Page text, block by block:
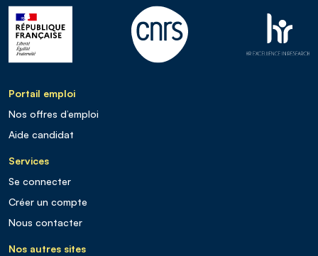
Portail emploi
Nos offres d’emploi
Aide candidat
Services
Se connecter
Créer un compte
Nous contacter
Nos autres sites